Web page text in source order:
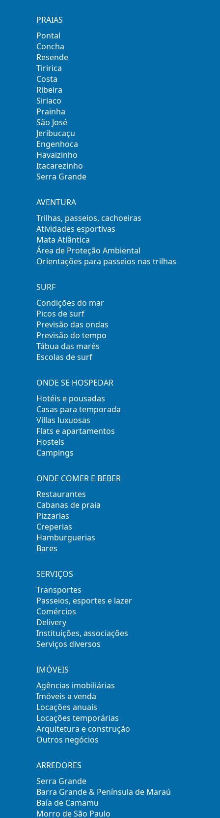
PRAIAS
Pontal
Concha
Resende
Tiririca
Costa
Ribeira
Siriaco
Prainha
São José
Jeribucaçu
Engenhoca
Havaizinho
Itacarezinho
Serra Grande
AVENTURA
Trilhas, passeios, cachoeiras
Atividades esportivas
Mata Atlântica
Área de Proteção Ambiental
Orientações para passeios nas trilhas
SURF
Condições do mar
Picos de surf
Previsão das ondas
Previsão do tempo
Tábua das marés
Escolas de surf
ONDE SE HOSPEDAR
Hotéis e pousadas
Casas para temporada
Villas luxuosas
Flats e apartamentos
Hostels
Campings
ONDE COMER E BEBER
Restaurantes
Cabanas de praia
Pizzarias
Creperias
Hamburguerias
Bares
SERVIÇOS
Transportes
Passeios, esportes e lazer
Comércios
Delivery
Instituições, associações
Serviços diversos
IMÓVEIS
Agências imobiliárias
Imóveis a venda
Locações anuais
Locações temporárias
Arquitetura e construção
Outros negócios
ARREDORES
Serra Grande
Barra Grande & Península de Maraú
Baía de Camamu
Morro de São Paulo